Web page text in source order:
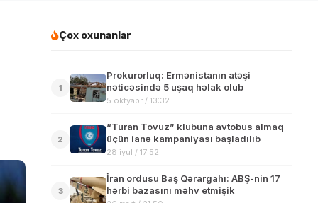
Çox oxunanlar
1
Prokurorluq: Ermənistanın atəşi
nəticəsində 5 uşaq həlak olub
5 oktyabr / 13:32
2
“Turan Tovuz” klubuna avtobus almaq
üçün ianə kampaniyası başladılıb
28 iyul / 17:52
3
İran ordusu Baş Qərargahı: ABŞ-nin 17
hərbi bazasını məhv etmişik